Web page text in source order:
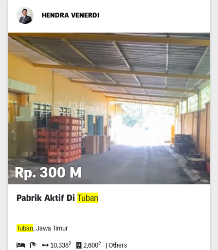
HENDRA VENERDI
Rp. 300 M
Pabrik Aktif Di Tuban
Tuban, Jawa Timur
10,3382 2,6002 | Others